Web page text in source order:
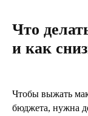
Что
и как
Чтобы выжать
бюджета, нужна